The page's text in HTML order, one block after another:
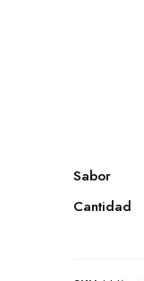
Sabor
Cantidad